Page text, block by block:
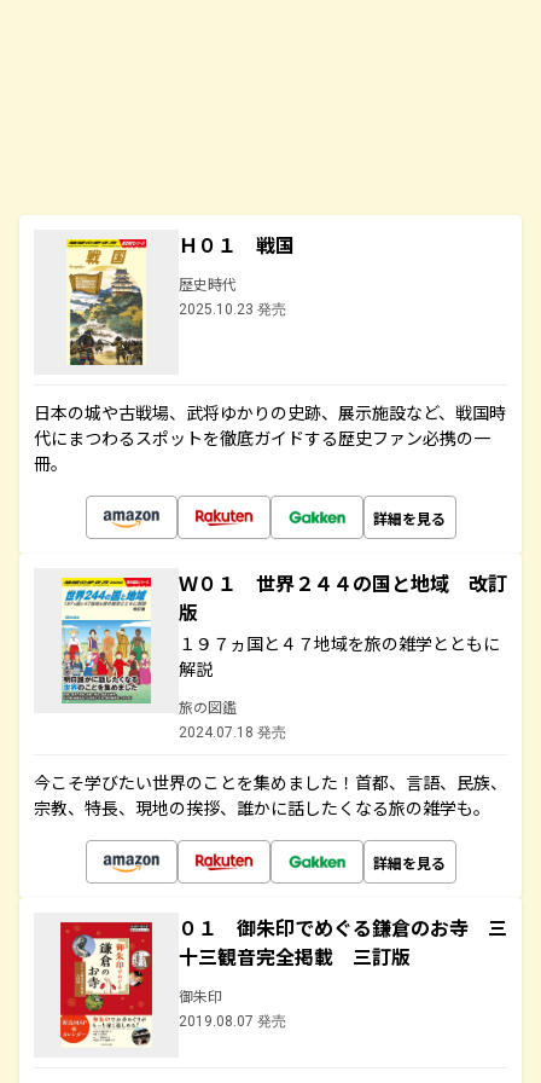
Ｈ０１ 戦国
歴史時代
2025.10.23 発売
日本の城や古戦場、武将ゆかりの史跡、展示施設など、戦国時
代にまつわるスポットを徹底ガイドする歴史ファン必携の一
冊。
詳細を見る
Ｗ０１ 世界２４４の国と地域 改訂
版
１９７ヵ国と４７地域を旅の雑学とともに
解説
旅の図鑑
2024.07.18 発売
今こそ学びたい世界のことを集めました！首都、言語、民族、
宗教、特長、現地の挨拶、誰かに話したくなる旅の雑学も。
詳細を見る
０１ 御朱印でめぐる鎌倉のお寺 三
十三観音完全掲載 三訂版
御朱印
2019.08.07 発売